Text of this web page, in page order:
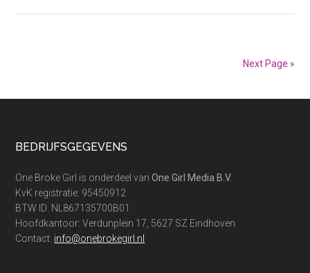
Next Page »
Footer
BEDRIJFSGEGEVENS
One Broke Girl is onderdeel vanOne Girl Media B.V.
KvK registratie: 95450912
BTW ID: NL867135700B01
Hoofdkantoor: Verdunplein 17, 5627 SZ Eindhoven
Contact: info@onebrokegirl.nl